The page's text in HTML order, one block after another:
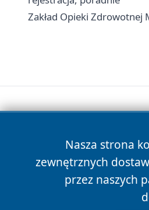
Zakład Opieki Zdrowotnej
Nasza strona
zewnętrznych
przez naszych